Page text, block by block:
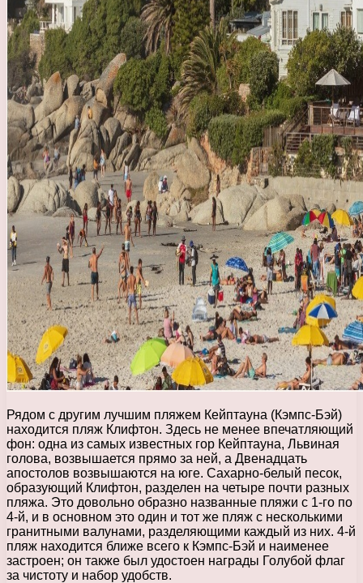
Рядом с другим лучшим пляжем Кейптауна (Кэмпс-Бэй)
находится пляж Клифтон. Здесь не менее впечатляющий
фон: одна из самых известных гор Кейптауна, Львиная
голова, возвышается прямо за ней, а Двенадцать
апостолов возвышаются на юге. Сахарно-белый песок,
образующий Клифтон, разделен на четыре почти разных
пляжа. Это довольно образно названные пляжи с 1-го по
4-й, и в основном это один и тот же пляж с несколькими
гранитными валунами, разделяющими каждый из них. 4-й
пляж находится ближе всего к Кэмпс-Бэй и наименее
застроен; он также был удостоен награды Голубой флаг
за чистоту и набор удобств.